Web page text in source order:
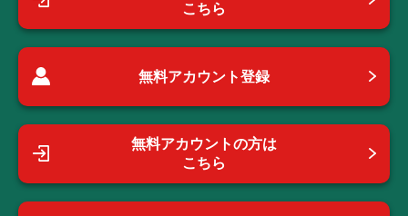
こちら
無料アカウント登録
無料アカウントの方は
こちら